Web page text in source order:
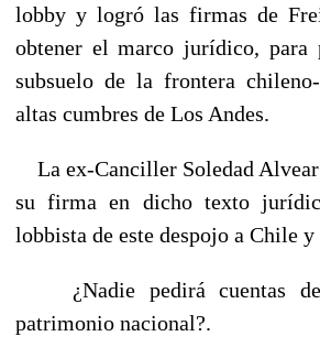
lobby y logró las firmas de
obtener el marco jurídico, para
subsuelo de la frontera
altas cumbres de Los Andes.
La ex-Canciller Soledad Alvear
su firma en dicho texto
lobbista de este despojo a Chile
¿Nadie pedirá cuentas de
patrimonio nacional?.